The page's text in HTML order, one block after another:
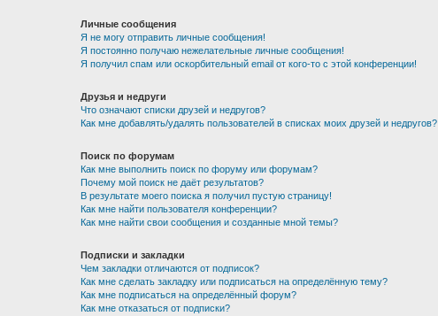
Личные сообщения
Я не могу отправить личные сообщения!
Я постоянно получаю нежелательные личные сообщения!
Я получил спам или оскорбительный email от кого-то с этой конференции!
Друзья и недруги
Что означают списки друзей и недругов?
Как мне добавлять/удалять пользователей в списках моих друзей и недругов?
Поиск по форумам
Как мне выполнить поиск по форуму или форумам?
Почему мой поиск не даёт результатов?
В результате моего поиска я получил пустую страницу!
Как мне найти пользователя конференции?
Как мне найти свои сообщения и созданные мной темы?
Подписки и закладки
Чем закладки отличаются от подписок?
Как мне сделать закладку или подписаться на определённую тему?
Как мне подписаться на определённый форум?
Как мне отказаться от подписки?